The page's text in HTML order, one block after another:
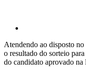
Atendendo ao disposto
o resultado do sorteio
do candidato aprovado na